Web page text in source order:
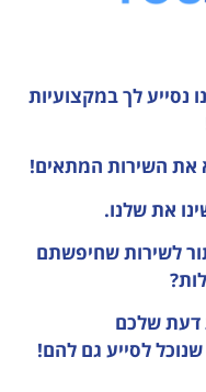
נסייע לך במקצועיות
את השירות המתאים!
את שלנו.
לשירות שחיפשתם
דעתשלכם
לסייע גם להם!